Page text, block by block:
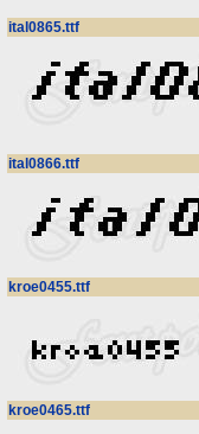
ital0865.ttf
ital0866.ttf
kroe0455.ttf
kroe0465.ttf